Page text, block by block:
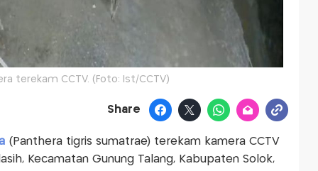
terekam CCTV. (Foto: Ist/CCTV)
Share
(Panthera tigris sumatrae) terekam kamera CCTV
Kecamatan Gunung Talang, Kabupaten Solok,